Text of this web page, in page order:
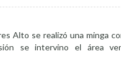
Alto se realizó una minga
se intervino el área